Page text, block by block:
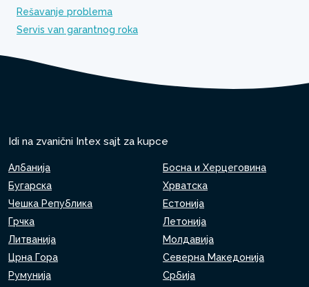
Rešavanje problema
Servis van garantnog roka
Idi na zvanični Intex sajt za kupce
Албанија
Босна и Херцеговина
Бугарска
Хрватска
Чешка Република
Естонија
Грчка
Летонија
Литванија
Молдавија
Црна Гора
Северна Македонија
Румунија
Србија